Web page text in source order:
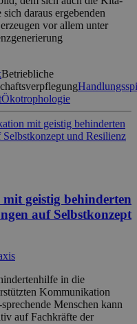
daraus ergebenden
vor allem unter
Betriebliche
Ökotrophologie
geistig behinderten
auf Selbstkonzept
in die
Kommunikation
Menschen kann
auf Fachkräfte der